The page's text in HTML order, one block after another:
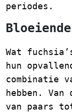
periodes.
Wat
hun
combinatie
hebben.
van paars